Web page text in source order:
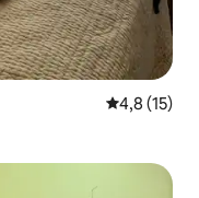
4,8 (15)